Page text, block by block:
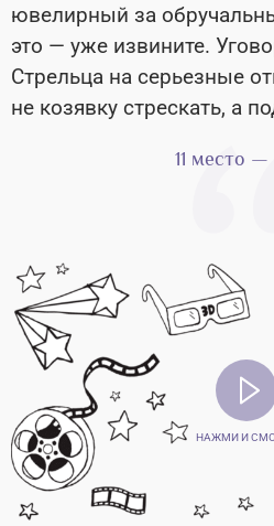
ювелирный за
это — уже извините.
Стрельца на серьезные
не козявку стрескать, а
11 место
НАЖМИ И